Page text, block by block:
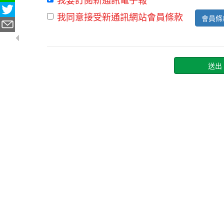
我同意接受新通訊網站會員條款
會員